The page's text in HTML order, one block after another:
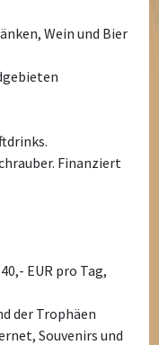
Wein und Bier
Finanziert
EUR pro Tag,
der Trophäen
Souvenirs und